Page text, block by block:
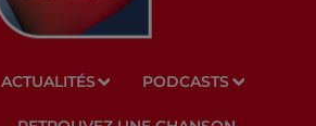
ACTUALITÉS PODCASTS